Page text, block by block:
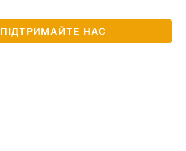
ПІДТРИМАЙТЕ НАС